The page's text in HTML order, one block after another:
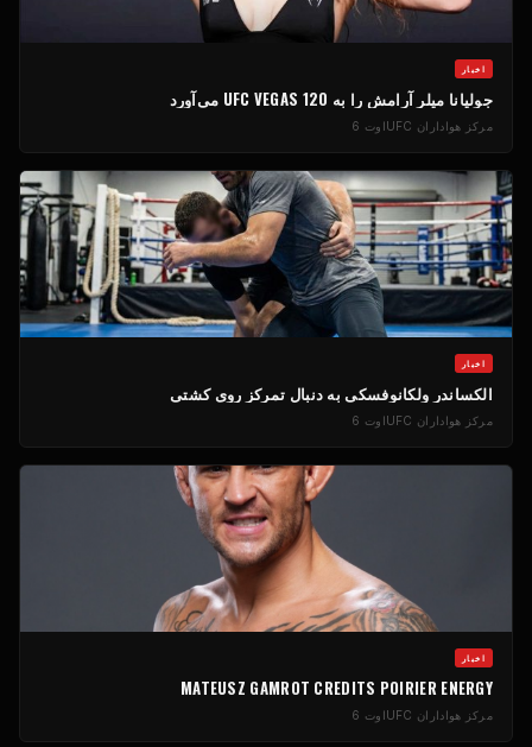
اخبار
جولیانا میلر آرامش را به UFC VEGAS 120 می‌آورد
مرکز هواداران UFC اوت 6
اخبار
الکساندر ولکانوفسکی به دنبال تمرکز روی کشتی
مرکز هواداران UFC اوت 6
اخبار
MATEUSZ GAMROT CREDITS POIRIER ENERGY
مرکز هواداران UFC اوت 6